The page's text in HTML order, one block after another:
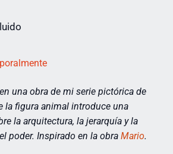
una obra de mi serie pictórica de
la figura animal introduce una
la arquitectura, la jerarquía y la
poder. Inspirado en la obra Mario.